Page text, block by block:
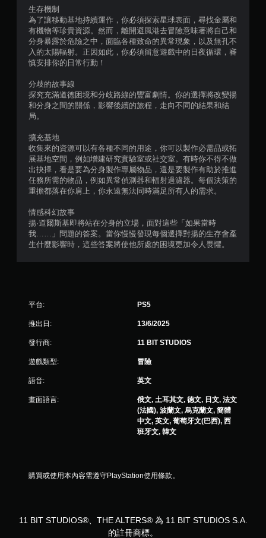
玩
您
可
以
在
開
啟
扳
應
阻
力
的
情
下
，
遊
玩
生存機制
為了讓移動基地持續運作，你必須探索星球表面，尋找金屬和
有機物等珍貴資源。然而，離開避風港去冒險意味著將自己和
分身暴露於危險之中，面臨各種致命的異常現象，以及無孔不
入的太陽輻射。正因如此，你必須留意遊戲中的日夜循環，審
慎安排你的日常行動！
分歧的故事線
探究充滿道德困境和分歧路線的豐富劇情。你的選擇將改變揚
和分身之間的關係，影響後續的旅程，走向不同的結果和結
局。
擴充基地
收集來的資源可以有各種不同的用途，你可以製作必需品或拓
展基地空間，例如增建研究實驗室或社交室。有時你不得不做
出抉擇，看是要為分身製作專屬物品，還是要製作有助於推進
任務所需的物品，例如異常偵測器和輻射過濾器。每個決策的
重擔都落在你肩上，你永遠無法同時滿足所有人的需求。
情感科幻故事
揚·道爾斯基即將站在分身的立場，面對這些「如果當時
我……」問題的答案。當你慢慢發現每個選擇對揚的生存會產
生什麼影響時，這些答案將使他所處的困境更加令人畏懼。
平台: PS5
推出日: 13/6/2025
發行商: 11 BIT STUDIOS
遊戲類型: 冒險
語音: 英文
畫面語言:
俄文, 土耳其文, 德文, 日文, 法文
(法國), 波蘭文, 烏克蘭文, 簡體
中文, 英文, 葡萄牙文(巴西), 西
班牙文, 韓文
購買或使用本內容需遵守PlayStation使用條款。
11 BIT STUDIOS®、THE ALTERS® 為 11 BIT STUDIOS S.A.
的註冊商標。